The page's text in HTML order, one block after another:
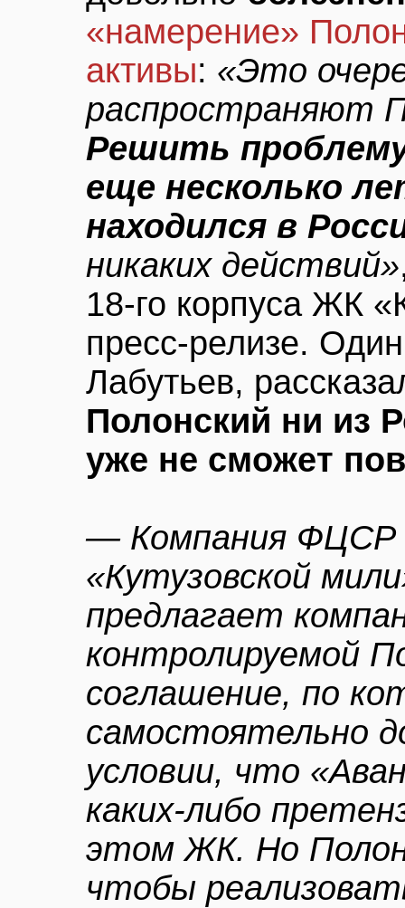
«намерение»
активы: «Это
распространяют
Решить
еще несколько
находился в
никаких действий»
18-го корпуса ЖК
пресс-релизе.
Лабутьев,
Полонский ни из
уже не сможет
— Компания ФЦСР
«Кутузовской
предлагает
контролируемой
соглашение, по
самостоятельно
условии, что
каких-либо
этом ЖК. Но
чтобы